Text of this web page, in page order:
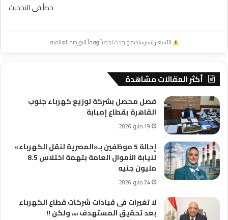
خطأ في التحديث
الأسعار استرشادية وتحدث لحظياً وفقاً للبورصة العالمية.
أكثر المقالات مشاهدة
فصل محصل بشركة توزيع كهرباء جنوب
القاهرة بقطاع إمبابة
19 مايو، 2026
إحالة 5 موظفين بـ«المصرية لنقل الكهرباء»
لنيابة الأموال العامة بتهمة اختلاس 8.5
مليون جنيه
24 مايو، 2026
لا تغيرات فى قيادات شركات قطاع الكهرباء
بعد تحقيق المستهدف ،،،، ولكن !!